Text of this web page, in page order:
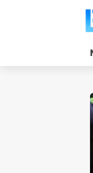
Ribuan Warga